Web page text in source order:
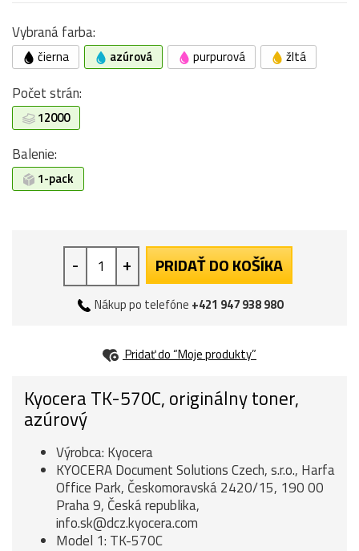
Vybraná farba:
čierna azúrová purpurová žltá
Počet strán:
12000
Balenie:
1-pack
- + PRIDAŤ DO KOŠÍKA
Nákup po telefóne +421 947 938 980
Pridať do “Moje produkty”
Kyocera TK-570C, originálny toner,
azúrový
Výrobca: Kyocera
KYOCERA Document Solutions Czech, s.r.o., Harfa
Office Park, Českomoravská 2420/15, 190 00
Praha 9, Česká republika,
info.sk@dcz.kyocera.com
Model 1: TK-570C